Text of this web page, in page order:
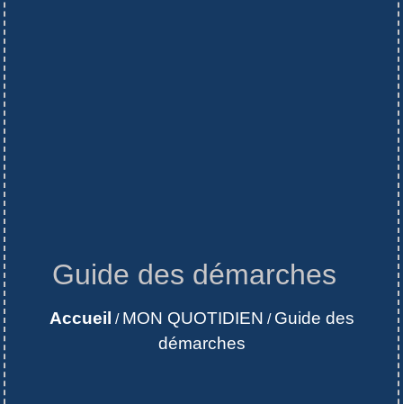
Guide des démarches
Accueil / MON QUOTIDIEN / Guide des
démarches